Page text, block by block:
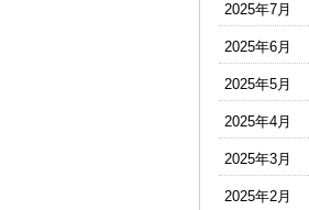
2025年7月
2025年6月
2025年5月
2025年4月
2025年3月
2025年2月